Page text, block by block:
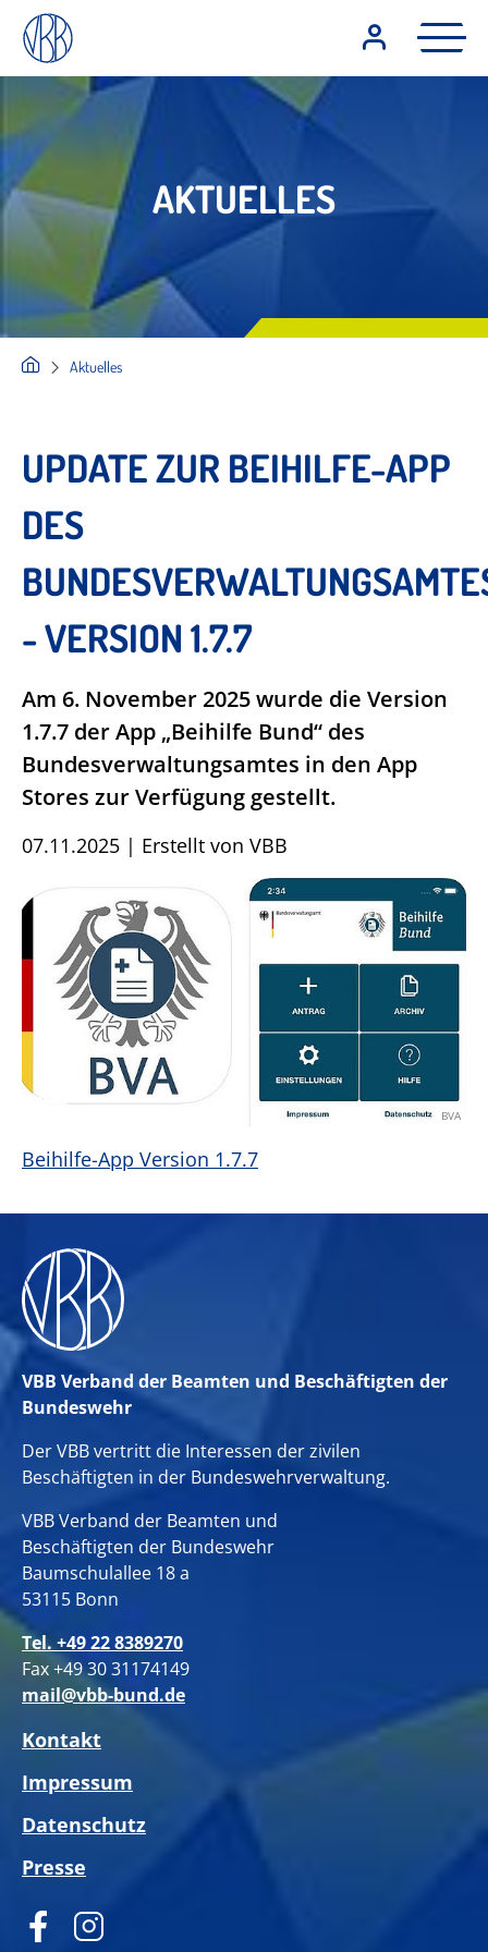
AKTUELLES
Aktuelles
UPDATE ZUR BEIHILFE-APP
DES
- VERSION 1.7.7
Am 6. November 2025 wurde die Version
1.7.7 der App „Beihilfe Bund“ des
Bundesverwaltungsamtes in den App
Stores zur Verfügung gestellt.
07.11.2025 | Erstellt von VBB
BVA
Beihilfe-App Version 1.7.7
VBB Verband der Beamten und Beschäftigten der
Bundeswehr
Der VBB vertritt die Interessen der zivilen
Beschäftigten in der Bundeswehrverwaltung.
VBB Verband der Beamten und
Beschäftigten der Bundeswehr
Baumschulallee 18 a
53115 Bonn
Tel. +49 22 8389270
Fax +49 30 31174149
mail@vbb-bund.de
Kontakt
Impressum
Datenschutz
Presse